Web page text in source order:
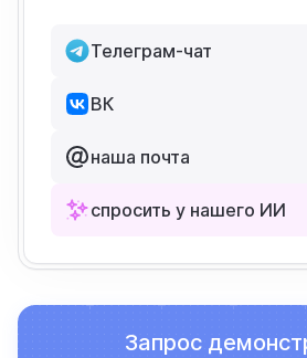
Телеграм-чат
ВК
наша почта
спросить у нашего ИИ
Запрос